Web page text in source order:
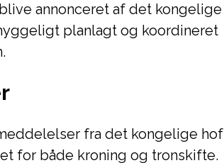
annonceret af det kongelige
planlagt og koordineret
fra det kongelige hof
for både kroning og tronskifte.